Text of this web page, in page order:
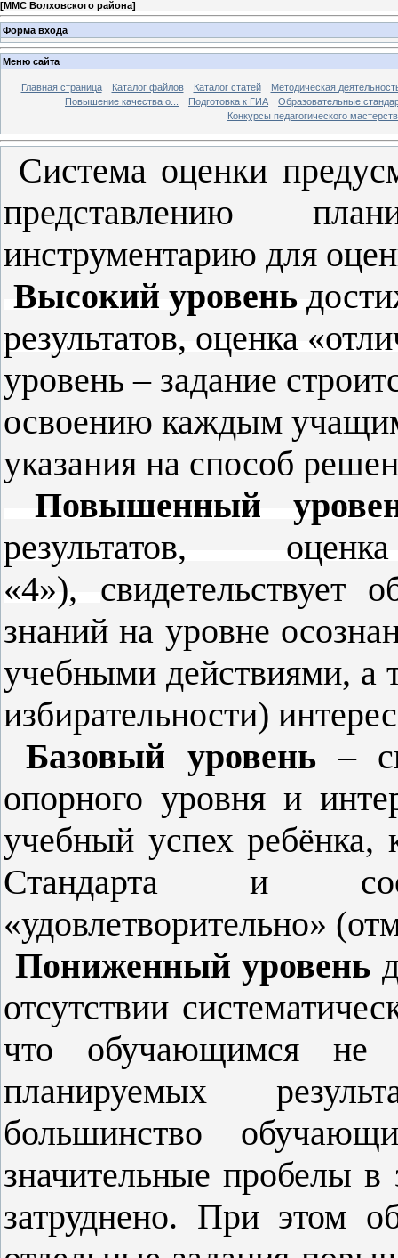
[ММС Волховского района]
Форма входа
Меню сайта
Главная страница Каталог файлов Каталог статей
Методическая
Повышение качества о...
Подготовка к ГИА
Образовательные
Конкурсы педагогического
Система оценки
представлению
инструментарию для
Высокий уровень
результатов, оценка
уровень – задание
освоению каждым
указания на способ
Повышенный
результатов,
«4»), свидетельствует
знаний на уровне
учебными действиями, а
избирательности)
Базовый уровень–
опорного уровня и
учебный успех ребёнка,
Стандарта и
«удовлетворительно»
Пониженный уровень
отсутствии
что обучающимся не
планируемых
большинство
значительные пробелы
затруднено. При этом